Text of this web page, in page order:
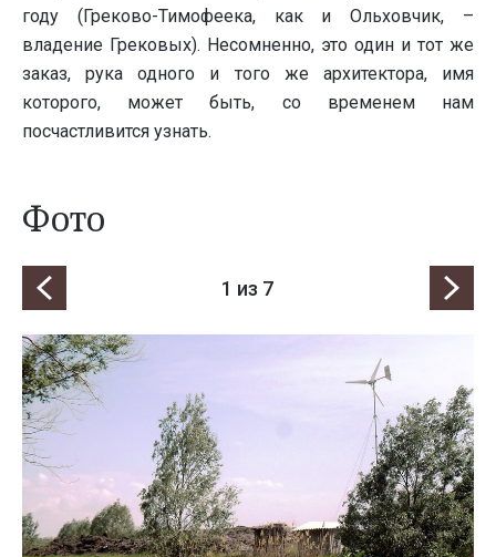
году (Греково-Тимофеека, как и Ольховчик, –
владение Грековых). Несомненно, это один и тот же
заказ, рука одного и того же архитектора, имя
которого, может быть, со временем нам
посчастливится узнать.
Фото
1 из 7